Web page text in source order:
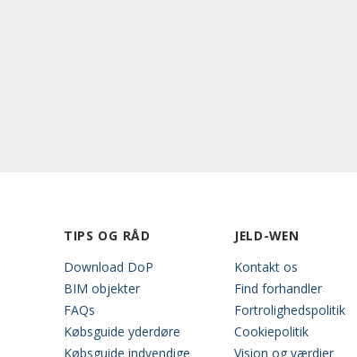
TIPS OG RÅD
Download DoP
BIM objekter
FAQs
Købsguide yderdøre
Købsguide indvendige
JELD-WEN
Kontakt os
Find forhandler
Fortrolighedspolitik
Cookiepolitik
Vision og værdier